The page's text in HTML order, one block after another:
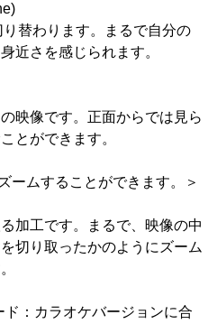
替わります。まるで自分の
近さを感じられます。
映像です。正面からでは見ら
とができます。
ムすることができます。＞
加工です。まるで、映像の中
切り取ったかのようにズーム
：カラオケバージョンに合